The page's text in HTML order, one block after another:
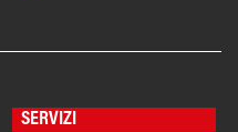
SERVIZI